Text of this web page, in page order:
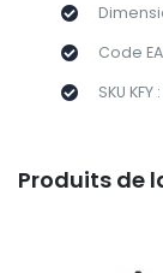
Code
SKU
Produits de